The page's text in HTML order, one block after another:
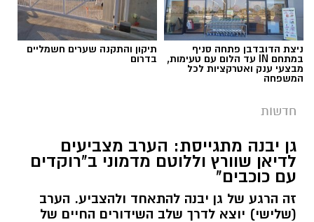
ניצת הדובדבן פתחה סניף
במתחם IN עד הלום עם טעימות,
מבצעי ענק ואטרקציות לכל
המשפחה
תיקון והתקנה שערים חשמליים
בדרום
חדשות
גן יבנה מתגייסת: הערב מצביעים
לדיאן שוורץ וללוטם מדמוני ב"רוקדים
עם כוכבים"
זה הרגע של גן יבנה להתאחד ולהצביע. הערב
(שלישי) יוצא לדרך שלב השידורים החיים של